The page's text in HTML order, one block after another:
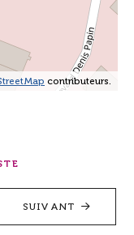
contributeurs.
SUIVANT